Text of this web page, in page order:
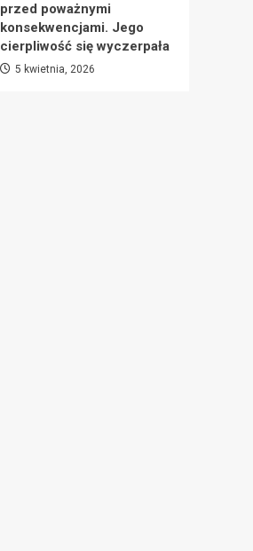
przed poważnymi
konsekwencjami. Jego
cierpliwość się wyczerpała
5 kwietnia, 2026